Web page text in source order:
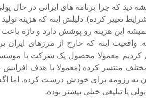
دید که چرا برنامه های ایرانی در
تغییر کرده). دلیلش اینه که هزینه
این هزینه رو پوشش دارد و تازه
واقعیت اینه که خارج از مرزهای ایران
کردیم معمولا محصول یک شرکت یا
منتشر کرده (معمولا با هدف
رزومه برای خودش درست کرده. اما
یا تبلیغی خیلی بیشتر بوده.